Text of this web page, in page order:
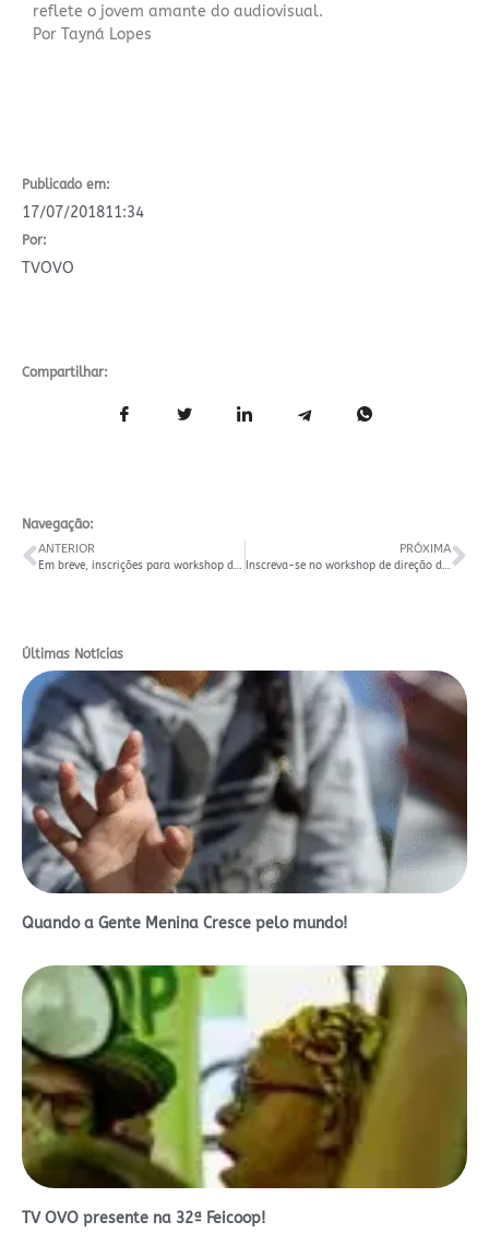
reflete o jovem amante do audiovisual.
Por Tayná Lopes
Publicado em:
17/07/201811:34
Por:
TVOVO
Compartilhar:
Navegação:
ANTERIOR
Em breve, inscrições para workshop de direção de arte
PRÓXIMA
Inscreva-se no workshop de direção de arte
Últimas Notícias
Quando a Gente Menina Cresce pelo mundo!
TV OVO presente na 32ª Feicoop!